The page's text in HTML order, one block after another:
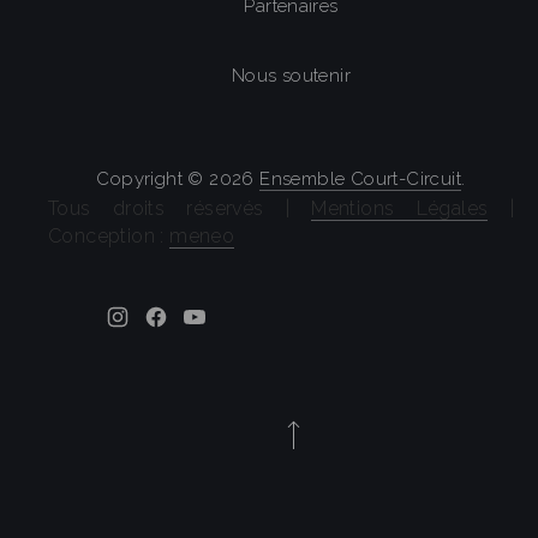
Copyright © 2026 Ensemble Court-Circuit.
Tous droits réservés | Mentions Légales
Conception : meneo
Partenaires
Nous soutenir
New Window
New Window
New Window
Back to Top